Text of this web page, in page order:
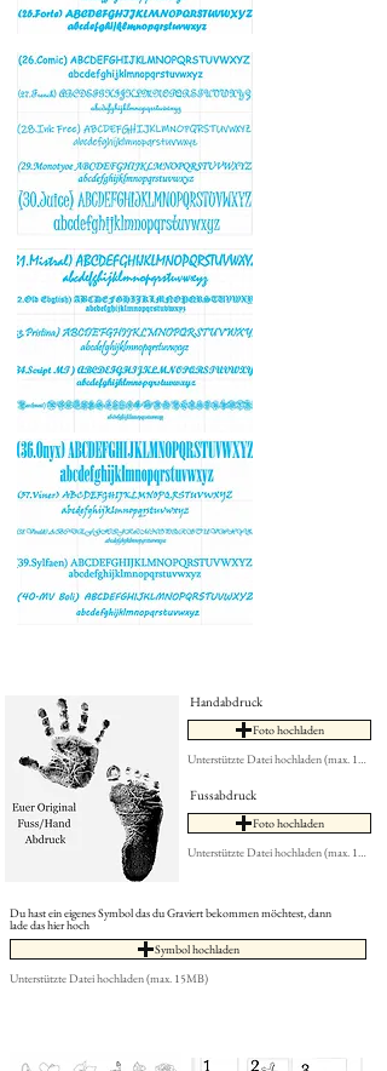
Handabdruck
Foto hochladen
Unterstützte Datei hochladen (max. 15MB)
Fussabdruck
Foto hochladen
Unterstützte Datei hochladen (max. 15MB)
Du hast ein eigenes Symbol das du Graviert bekommen möchtest, dann
lade das hier hoch
Symbol hochladen
Unterstützte Datei hochladen (max. 15MB)